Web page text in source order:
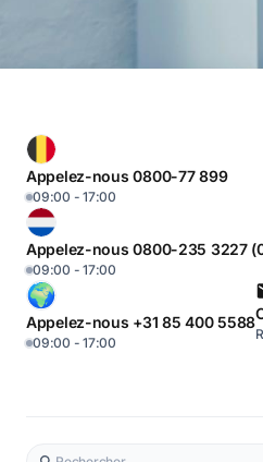
Appelez-nous 0800-77 899
09:00 - 17:00
Appelez-nous 0800-235 3227
09:00 - 17:00
Appelez-nous +31 85 400 5588
09:00 - 17:00